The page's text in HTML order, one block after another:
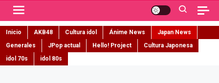
Inicio AKB48 Cultura idol Ánime News
Japan News
Generales
JPop actual Hello! Project
Cultura Japonesa
idol 70s
idol 80s